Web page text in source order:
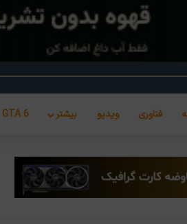
فناوری ویدیو بیشتر GTA 6